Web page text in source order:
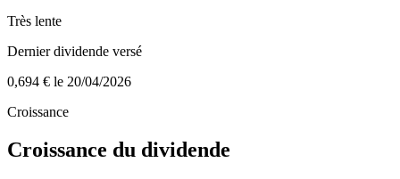
Très lente
Dernier dividende versé
0,694 € le 20/04/2026
Croissance
Croissance du dividende